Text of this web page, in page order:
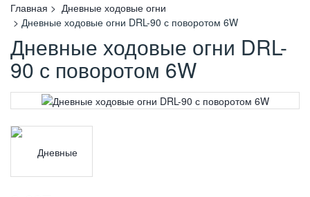
Главная
Дневные ходовые огни
Дневные ходовые огни DRL-90 с поворотом 6W
Дневные ходовые огни DRL-
90 с поворотом 6W